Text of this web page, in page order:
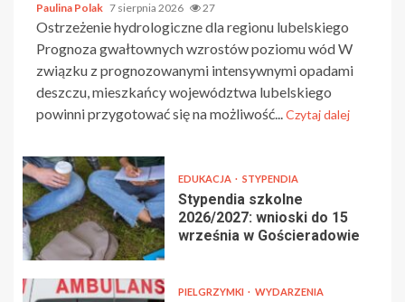
Paulina Polak 7 sierpnia 2026 27
Ostrzeżenie hydrologiczne dla regionu lubelskiego
Prognoza gwałtownych wzrostów poziomu wód W
związku z prognozowanymi intensywnymi opadami
deszczu, mieszkańcy województwa lubelskiego
powinni przygotować się na możliwość... Czytaj dalej
EDUKACJA STYPENDIA
Stypendia szkolne
2026/2027: wnioski do 15
września w Gościeradowie
PIELGRZYMKI WYDARZENIA